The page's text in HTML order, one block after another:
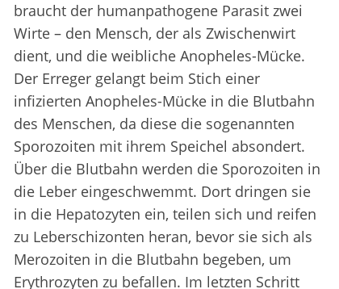
braucht der humanpathogene Parasit zwei
Wirte – den Mensch, der als Zwischenwirt
dient, und die weibliche Anopheles-Mücke.
Der Erreger gelangt beim Stich einer
infizierten Anopheles-Mücke in die Blutbahn
des Menschen, da diese die sogenannten
Sporozoiten mit ihrem Speichel absondert.
Über die Blutbahn werden die Sporozoiten in
die Leber eingeschwemmt. Dort dringen sie
in die Hepatozyten ein, teilen sich und reifen
zu Leberschizonten heran, bevor sie sich als
Merozoiten in die Blutbahn begeben, um
Erythrozyten zu befallen. Im letzten Schritt